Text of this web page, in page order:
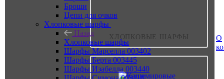
ХЛОПКОВЫЕ ШАРФЫ
О
Броши
Цепи для очков
Хлопковые шарфы
Назад
Хлопковые шарфы
Шарфы Марселла 003402
Шарфы Берта 003445
Шарфы Изабелла 003440